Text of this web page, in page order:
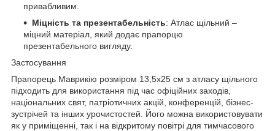
привабливим.
Міцність та презентабельність: Атлас щільний –
міцний матеріал, який додає прапорцю
презентабельного вигляду.
Застосування
Прапорець Маврикію розміром 13,5х25 см з атласу щільного
підходить для використання під час офіційних заходів,
національних свят, патріотичних акцій, конференцій, бізнес-
зустрічей та інших урочистостей. Його можна використовувати
як у приміщенні, так і на відкритому повітрі для тимчасового